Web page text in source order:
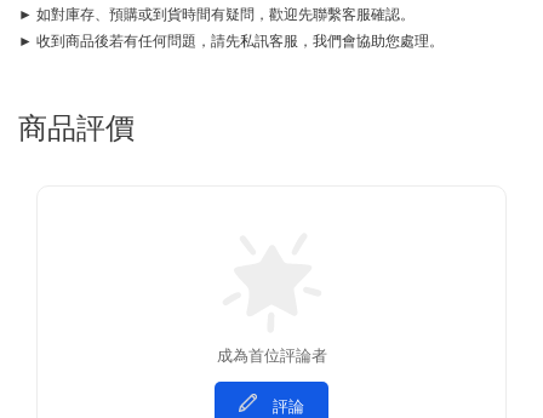
► 如對庫存、預購或到貨時間有疑問，歡迎先聯繫客服確認。
► 收到商品後若有任何問題，請先私訊客服，我們會協助您處理。
商品評價
成為首位評論者
評論